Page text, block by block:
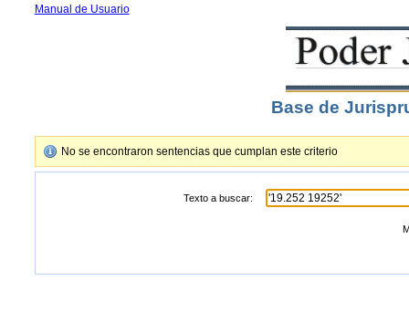
Manual de Usuario
Base de
No se encontraron sentencias que cumplan este criterio
Texto a buscar: